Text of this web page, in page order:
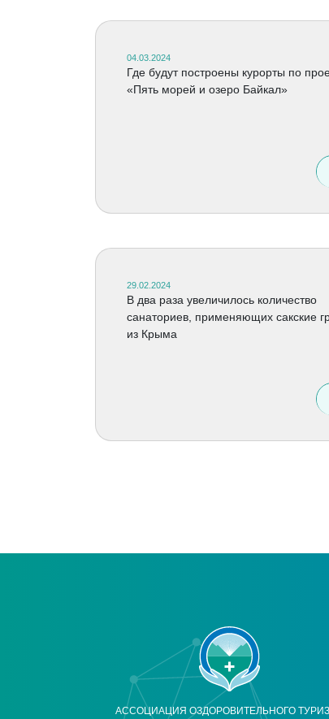
04.03.2024
Где будут построены курорты по
«Пять морей и озеро Байкал»
29.02.2024
В два раза увеличилось количество
санаториев, применяющих сакские
из Крыма
АССОЦИАЦИЯ ОЗДОРОВИТЕЛЬНОГО